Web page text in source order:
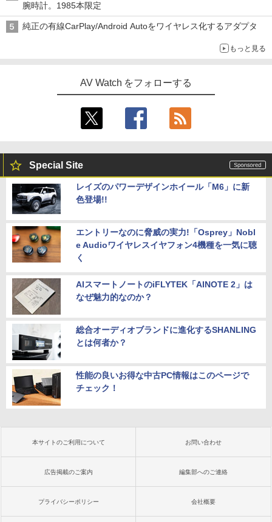
腕時計。1985本限定
純正の有線CarPlay/Android Autoをワイヤレス化するアダプタ
もっと見る
AV Watch をフォローする
Special Site
レイズのパワーデザインホイール「M6」に新
色登場!!
エントリーなのに脅威の実力!「Osprey」Nobl
e Audioワイヤレスイヤフォン4機種を一気に聴
く
AIスマートノートのiFLYTEK「AINOTE 2」は
なぜ魅力的なのか？
総合オーディオブランドに進化するSHANLING
とは何者か？
性能の良いお得な中古PC情報はこのページで
チェック！
本サイトのご利用について お問い合わせ
広告掲載のご案内 編集部へのご連絡
プライバシーポリシー 会社概要